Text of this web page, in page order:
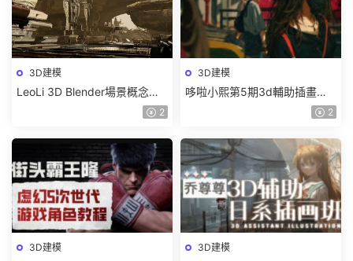
3D建模
LeoLi 3D Blender場景概念設
計班第6期2023年【畫質高清2
3D建模
哆啦小熙第5期3d輔助插畫班
2023年【畫質不錯有大部分素
2
3D建模 3D建模